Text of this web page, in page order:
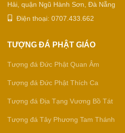
Hải, quận Ngũ Hành Sơn, Đà Nẵng
Điện thoại: 0707.433.662
TƯỢNG ĐÁ PHẬT GIÁO
Tượng đá Đức Phật Quan Âm
Tượng đá Đức Phật Thích Ca
Tượng đá Địa Tạng Vương Bồ Tát
Tượng đá Tây Phương Tam Thánh